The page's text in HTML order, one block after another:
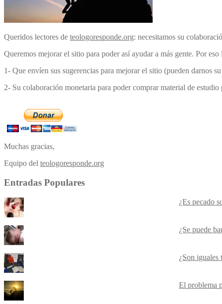
Queridos lectores de teologoresponde.org: necesitamos su
Queremos mejorar el sitio para poder así ayudar a más gente. Por eso
1- Que envíen sus sugerencias para mejorar el sitio (pueden darnos
2- Su colaboración monetaria para poder comprar material de
Muchas gracias,
Equipo del teologoresponde.org
Entradas Populares
¿Es pecado
¿Se puede
¿Son iguales
El problema